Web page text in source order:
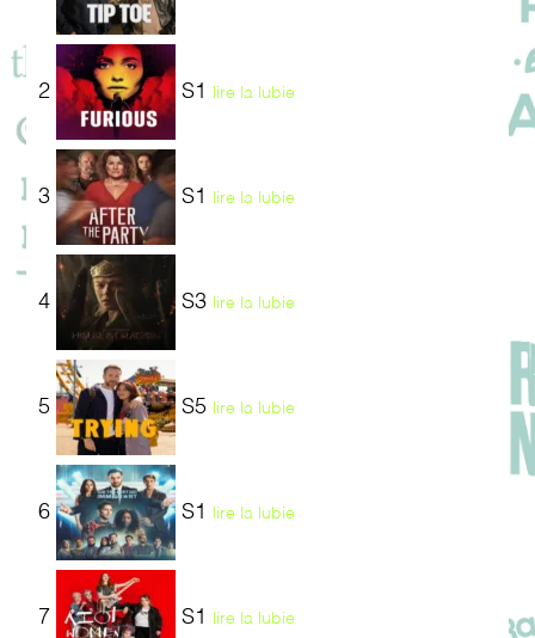
2 S1 lire la lubie
3 S1 lire la lubie
4 S3 lire la lubie
5 S5 lire la lubie
6 S1 lire la lubie
7 S1 lire la lubie